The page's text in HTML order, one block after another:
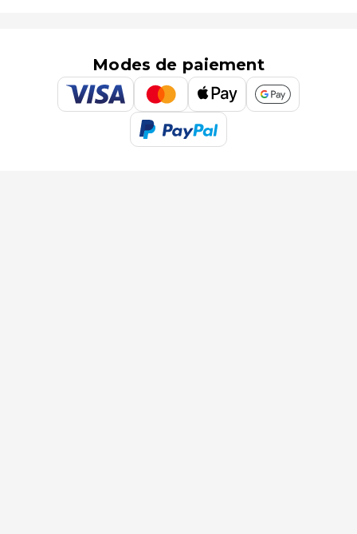
Modes de paiement